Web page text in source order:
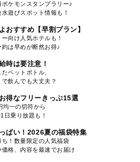
ポケモンスタンプラリー♪
遊びスポット情報も！
おすすめ【早割プラン】
ー向け人気ホテルも！
約は早めが断然お得♪
時は要注意！
ペットボトル、
飲んでも大丈夫？
得なフリーきっぷ15選
均一の切符から
日乗り放題も！
ぱい！2026夏の福袋特集
ち！数量限定の人気福袋
価格、内容を最速でお届け